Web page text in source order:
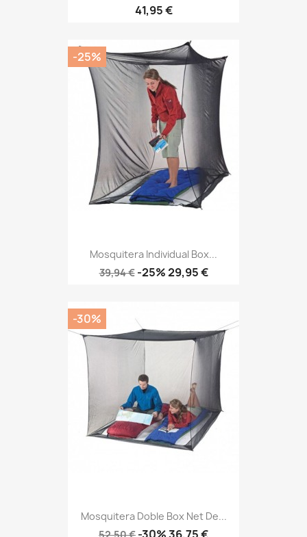
Precio
41,95 €
Mosquitera Individual Box...
Precio
39,94 € -25% Precio
29,95 €
-25%
Mosquitera Doble Box Net De...
Precio Precio
-30%